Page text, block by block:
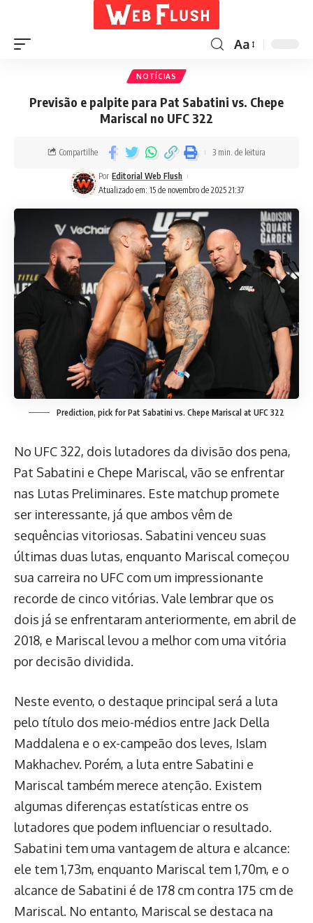
Aa
NOTÍCIAS
Previsão e palpite para Pat Sabatini vs. Chepe
Mariscal no UFC 322
Atualizado em: 15 de novembro de 2025 21:37
Por Editorial Web Flush
Compartilhe 3 min. de leitura
Prediction, pick for Pat Sabatini vs. Chepe Mariscal at UFC 322
No UFC 322, dois lutadores da divisão dos pena,
Pat Sabatini e Chepe Mariscal, vão se enfrentar
nas Lutas Preliminares. Este matchup promete
ser interessante, já que ambos vêm de
sequências vitoriosas. Sabatini venceu suas
últimas duas lutas, enquanto Mariscal começou
sua carreira no UFC com um impressionante
recorde de cinco vitórias. Vale lembrar que os
dois já se enfrentaram anteriormente, em abril de
2018, e Mariscal levou a melhor com uma vitória
por decisão dividida.
Neste evento, o destaque principal será a luta
pelo título dos meio-médios entre Jack Della
Maddalena e o ex-campeão dos leves, Islam
Makhachev. Porém, a luta entre Sabatini e
Mariscal também merece atenção. Existem
algumas diferenças estatísticas entre os
lutadores que podem influenciar o resultado.
Sabatini tem uma vantagem de altura e alcance:
ele tem 1,73m, enquanto Mariscal tem 1,70m, e o
alcance de Sabatini é de 178 cm contra 175 cm de
Mariscal. No entanto, Mariscal se destaca na